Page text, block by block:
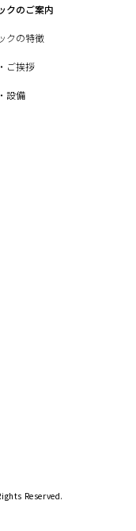
クのご案内
クの特徴
ご挨拶
設備
Reserved.